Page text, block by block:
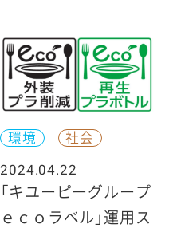
環境
社会
2024.04.22
「キユーピーグループ
ｅｃｏラベル」運用ス